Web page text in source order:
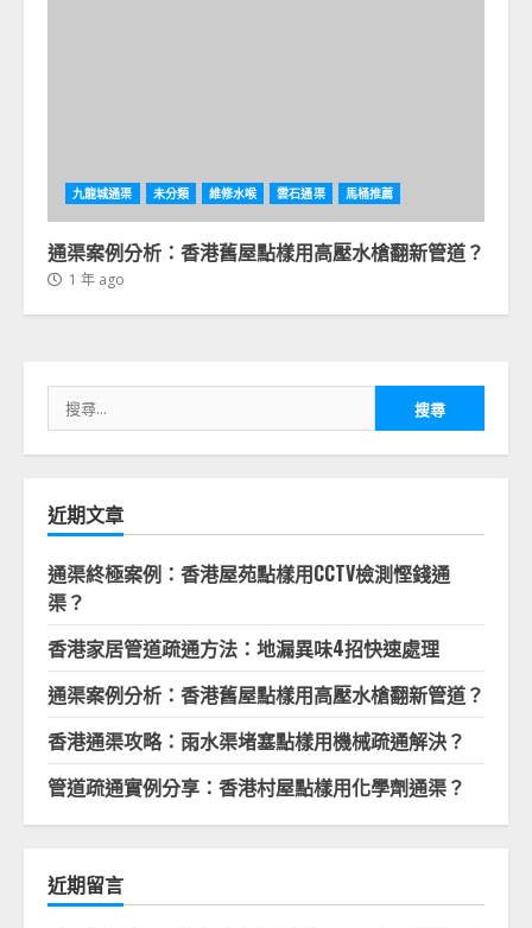
九龍城通渠 未分類 維修水喉 雲石通渠 馬桶推薦
通渠案例分析：香港舊屋點樣用高壓水槍翻新管道？
1 年 ago
尋
關
字:
近期文章
通渠終極案例：香港屋苑點樣用CCTV檢測慳錢通
渠？
香港家居管道疏通方法：地漏異味4招快速處理
通渠案例分析：香港舊屋點樣用高壓水槍翻新管道？
香港通渠攻略：雨水渠堵塞點樣用機械疏通解決？
管道疏通實例分享：香港村屋點樣用化學劑通渠？
近期留言